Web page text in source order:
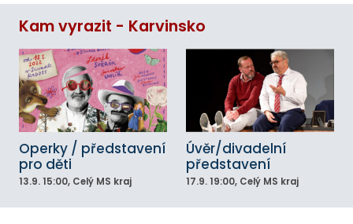
Kam vyrazit - Karvinsko
Operky / představení
pro děti
13.9. 15:00, Celý MS kraj
Úvěr/divadelní
představení
17.9. 19:00, Celý MS kraj